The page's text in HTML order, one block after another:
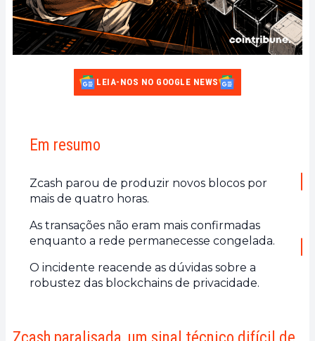
LEIA-NOS NO GOOGLE NEWS
Em resumo
Zcash parou de produzir novos blocos por
mais de quatro horas.
As transações não eram mais confirmadas
enquanto a rede permanecesse congelada.
O incidente reacende as dúvidas sobre a
robustez das blockchains de privacidade.